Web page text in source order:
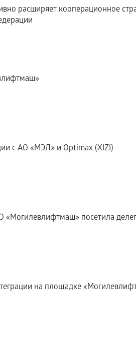
расширяет кооперационное
с АО «МЭЛ» и Optimax (XIZI)
«Могилевлифтмаш» посетила
на площадке